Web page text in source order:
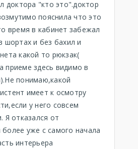
доктора "кто это".доктор
пояснила что это
время в кабинет забежал
шортах и без бахил и
какой то рюкзак(
приеме здесь видимо в
понимаю,какой
имеет к осмотру
у него совсем
Я отказался от
уже с самого начала
интерьера